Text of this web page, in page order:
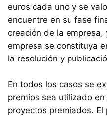
euros cada uno y se
encuentre en su fase
creación de la empresa,
empresa se constituya
la resolución y
En todos los casos se
premios sea utilizado
proyectos premiados.